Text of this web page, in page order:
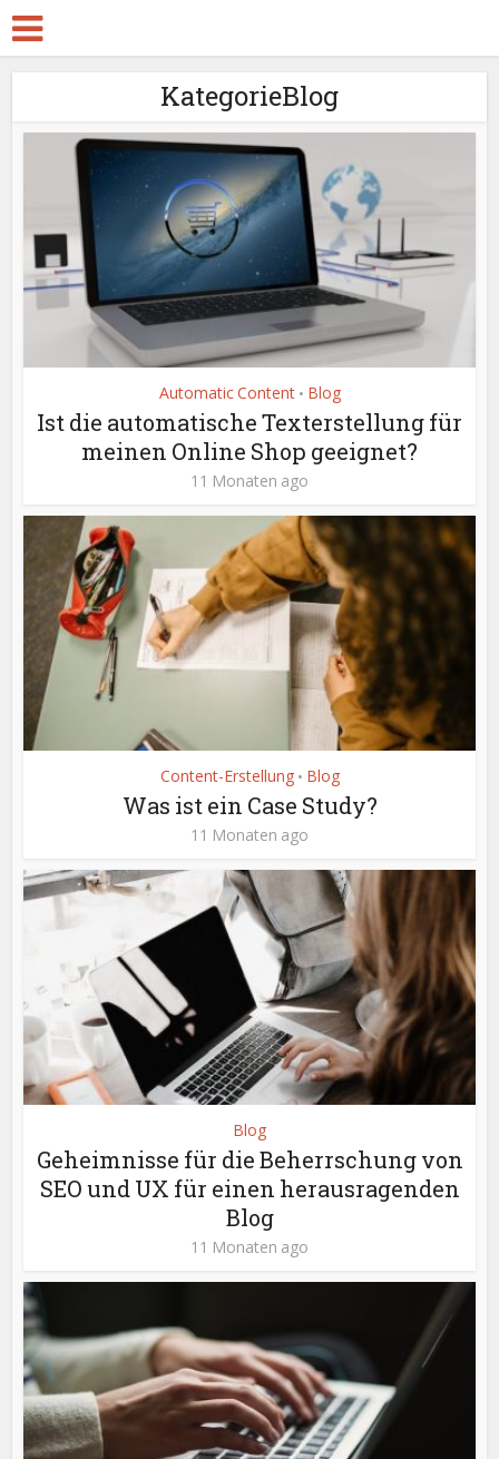
KategorieBlog
Automatic Content • Blog
Ist die automatische Texterstellung für
meinen Online Shop geeignet?
11 Monaten ago
Content-Erstellung • Blog
Was ist ein Case Study?
11 Monaten ago
Blog
Geheimnisse für die Beherrschung von
SEO und UX für einen herausragenden
Blog
11 Monaten ago